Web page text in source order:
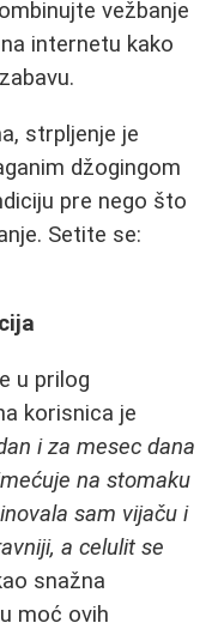
vežbanje
internetu kako
strpljenje je
džogingom
pre nego što
Setite se:
u prilog
korisnica je
i za mesec dana
na stomaku
sam vijaču i
a celulit se
snažna
moć ovih